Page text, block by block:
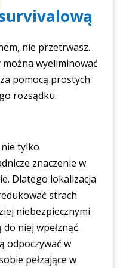
nie przetrwasz.
wyeliminować
pomocą prostych
rozsądku.
tylko
znaczenie w
Dlatego lokalizacja
strach
niebezpiecznymi
niej wpełznąć.
odpoczywać w
pełzające w